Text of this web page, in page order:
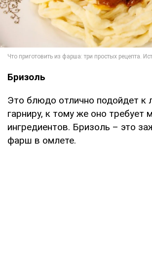
Бризоль
Это блюдо отлично подойдет к
гарниру, к тому же оно требует
ингредиентов. Бризоль – это
фарш в омлете.